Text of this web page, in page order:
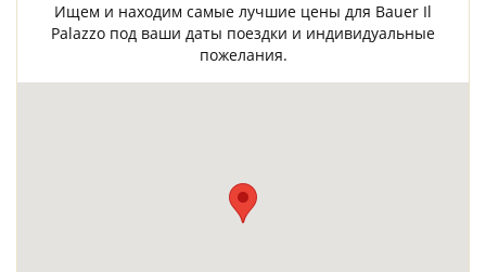
Ищем и находим самые лучшие цены для Bauer Il
Palazzo под ваши даты поездки и индивидуальные
пожелания.